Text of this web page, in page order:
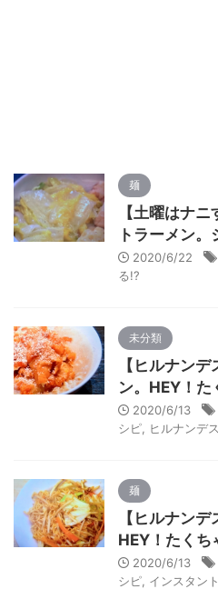
麺
【土曜はナ
トラーメン。
2020/6/22
る!?
未分類
【ヒルナン
ン。HEY！た
2020/6/13
シピ
ヒルナンデス
麺
【ヒルナンデ
HEY！たくち
2020/6/13
シピ インスタン